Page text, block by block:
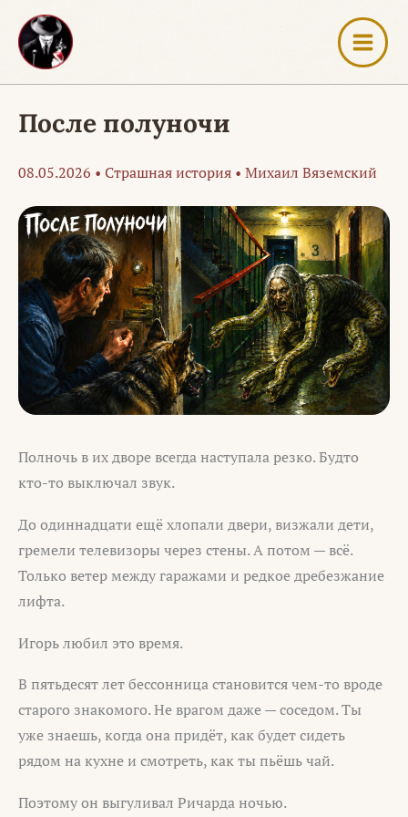
Перейти
содержимому
После полуночи
08.05.2026 • Страшная история • Михаил Вяземский
Полночь в их дворе всегда наступала резко. Будто
кто-то выключал звук.
До одиннадцати ещё хлопали двери, визжали дети,
гремели телевизоры через стены. А потом — всё.
Только ветер между гаражами и редкое дребезжание
лифта.
Игорь любил это время.
В пятьдесят лет бессонница становится чем-то вроде
старого знакомого. Не врагом даже — соседом. Ты
уже знаешь, когда она придёт, как будет сидеть
рядом на кухне и смотреть, как ты пьёшь чай.
Поэтому он выгуливал Ричарда ночью.